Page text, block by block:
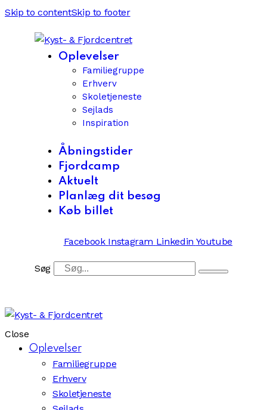
Skip to contentSkip to footer
Oplevelser
Familiegruppe
Erhverv
Skoletjeneste
Sejlads
Inspiration
Åbningstider
Fjordcamp
Aktuelt
Planlæg dit besøg
Køb billet
Facebook Instagram Linkedin Youtube
Søg
Close
Oplevelser
Familiegruppe
Erhverv
Skoletjeneste